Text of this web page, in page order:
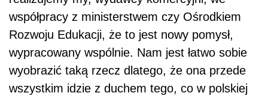
współpracy z ministerstwem czy Ośrodkiem
Rozwoju Edukacji, że to jest nowy pomysł,
wypracowany wspólnie. Nam jest łatwo sobie
wyobrazić taką rzecz dlatego, że ona przede
wszystkim idzie z duchem tego, co w polskiej